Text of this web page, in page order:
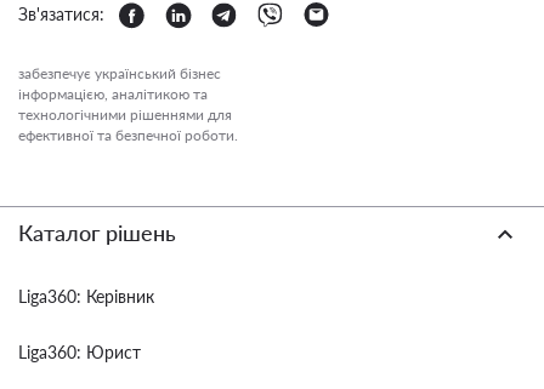
Зв'язатися:
забезпечує український бізнес
інформацією, аналітикою та
технологічними рішеннями для
ефективної та безпечної роботи.
Каталог рішень
Liga360: Керівник
Liga360: Юрист